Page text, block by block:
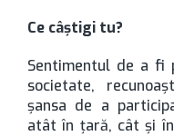
Ce câştigi tu?
Sentimentul de a fi
societate,
şansa de a
atât în ţară, cât şi